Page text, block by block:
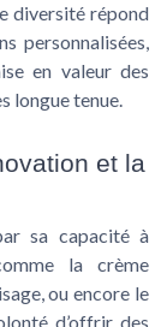
diversité répond
personnalisées,
en valeur des
longue tenue.
et la
sa capacité à
la crème
ou encore le
d’offrir des